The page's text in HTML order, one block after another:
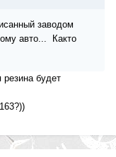
заводом
авто... Както
резина будет